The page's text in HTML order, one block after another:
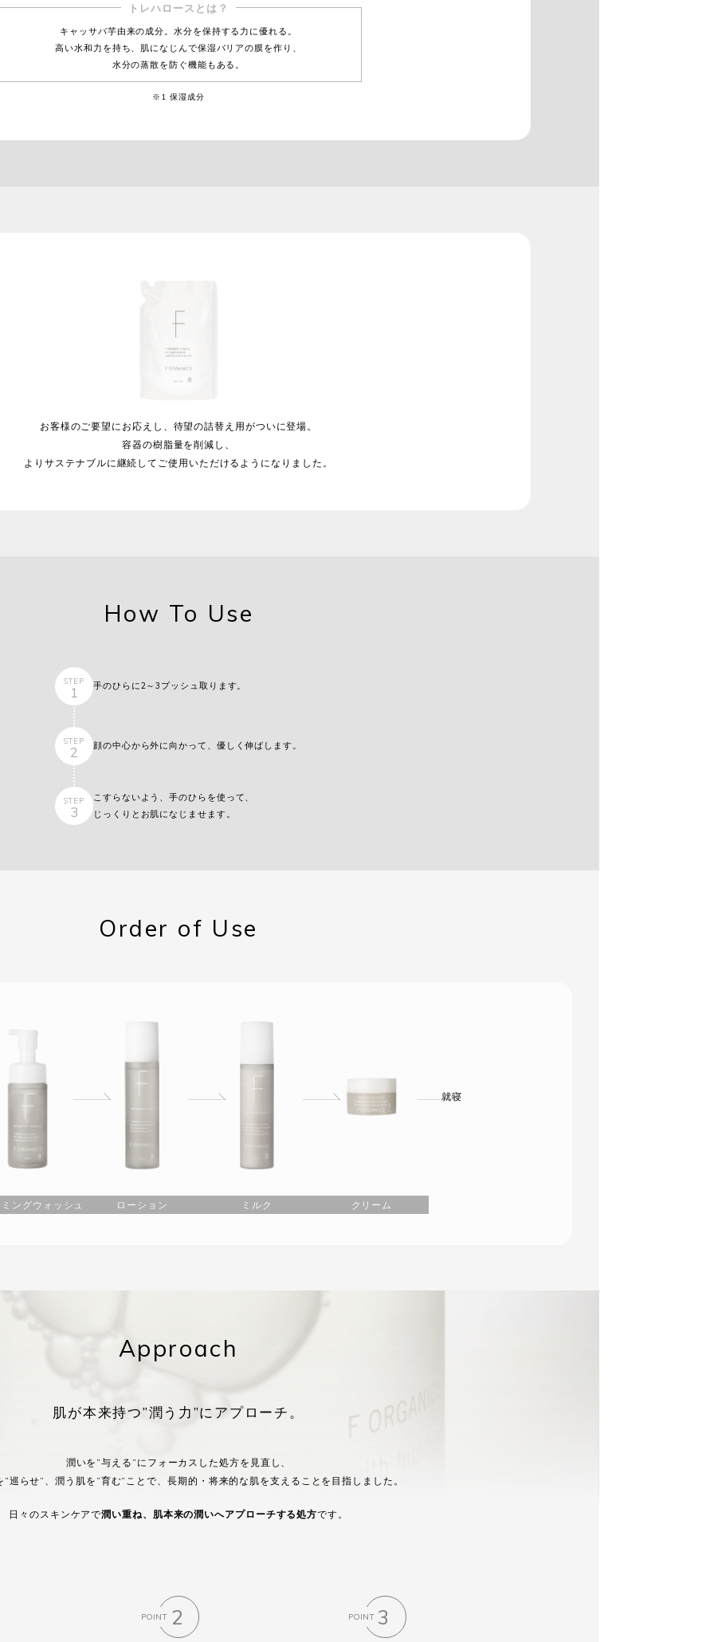
トレハロースとは？
キャッサバ芋由来の成分。水分を保持する力に優れる。
高い水和力を持ち、肌になじんで保湿バリアの膜を作り、
水分の蒸散を防ぐ機能もある。
※1 保湿成分
お客様のご要望にお応えし、 待望の詰替え用がついに登場。
容器の樹脂量を削減し、
よりサステナブルに継続して ご使用いただけるようになりました。
How To Use
STEP
1 手のひらに2～3プッシュ取ります。
STEP
2 顔の中心から外に向かって、 優しく伸ばします。
STEP
3
こすらないよう、手のひらを使って、
じっくりとお肌になじませます。
Order of Use
ングウォッシュ ローション ミルク クリーム
就寝
Approach
肌が本来持つ”潤う力”にアプローチ。
潤いを”与える”にフォーカスした処方を見直し、
巡らせ”、潤う肌を”育む”ことで、 長期的・将来的な肌を支えることを目指しました。
日々のスキンケアで潤い重ね、 肌本来の潤いへアプローチする処方です。
POINT 2 POINT 3